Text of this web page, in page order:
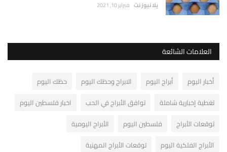
يلا نيوز نت فبراير 10, 2021
العلامات الشائعة
أخبار اليوم أبراج اليوم الابراج وحظك اليوم
حظك اليوم
تغطية إخبارية شاملة
توافق الأبراج في الحب
اخبار فلسطين اليوم
توقعات الأبراج
فلسطين اليوم
الأبراج اليومية
الأبراج الفلكية اليوم
توقعات الأبراج المهنية